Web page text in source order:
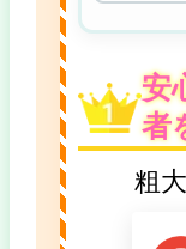
安
者
粗